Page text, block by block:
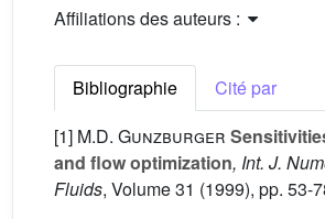
Affiliations des auteurs :
Bibliographie
Cité par
[1] M.D. Gunzburger
and flow optimization, Int. J.
Fluids, Volume 31 (1999), pp. 53-